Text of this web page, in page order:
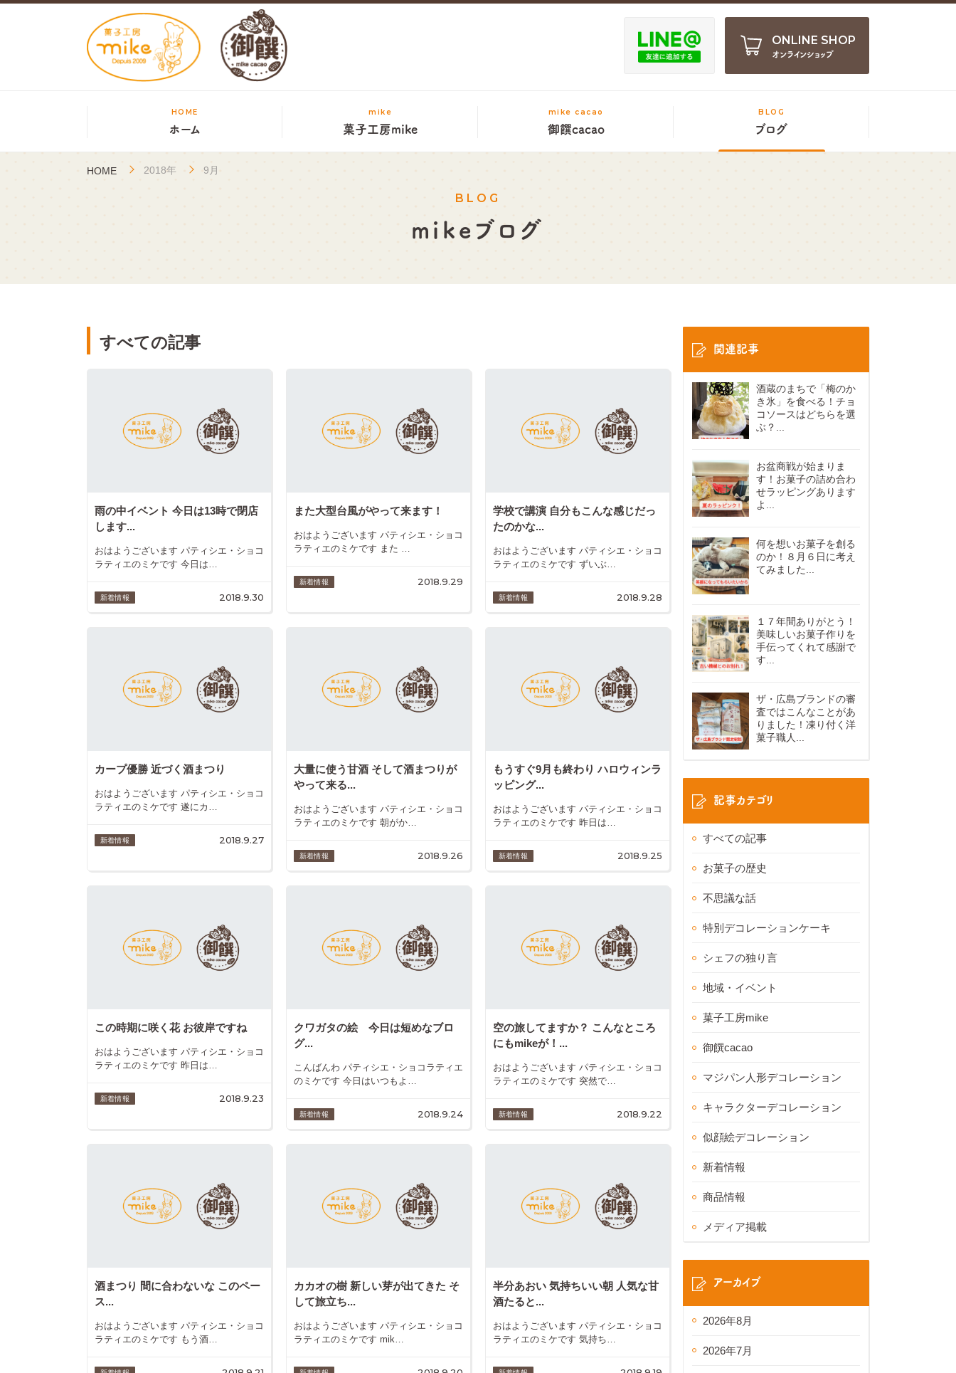
ONLINE SHOP
オンラインショップ
HOME
ホーム
mike
菓子工房mike
mike cacao
御饌cacao
BLOG
ブログ
HOME 2018年 9月
BLOG
mikeブログ
すべての記事
雨の中イベント 今日は13時で閉店
します...
おはようございます パティシエ・ショコ
ラティエのミケです 今日は…
新着情報 2018.9.30
また大型台風がやって来ます！
おはようございます パティシエ・ショコ
ラティエのミケです また …
新着情報 2018.9.29
学校で講演 自分もこんな感じだっ
たのかな...
おはようございます パティシエ・ショコ
ラティエのミケです ずいぶ…
新着情報 2018.9.28
カープ優勝 近づく酒まつり
おはようございます パティシエ・ショコ
ラティエのミケです 遂にカ…
新着情報 2018.9.27
大量に使う甘酒 そして酒まつりが
やって来る...
おはようございます パティシエ・ショコ
ラティエのミケです 朝がか…
新着情報 2018.9.26
もうすぐ9月も終わり ハロウィンラ
ッピング...
おはようございます パティシエ・ショコ
ラティエのミケです 昨日は…
新着情報 2018.9.25
この時期に咲く花 お彼岸ですね
おはようございます パティシエ・ショコ
ラティエのミケです 昨日は…
新着情報 2018.9.23
クワガタの絵 今日は短めなブロ
グ...
こんばんわ パティシエ・ショコラティエ
のミケです 今日はいつもよ…
新着情報 2018.9.24
空の旅してますか？ こんなところ
にもmikeが！...
おはようございます パティシエ・ショコ
ラティエのミケです 突然で…
新着情報 2018.9.22
酒まつり 間に合わないな このペー
ス...
おはようございます パティシエ・ショコ
ラティエのミケです もう酒…
カカオの樹 新しい芽が出てきた そ
して旅立ち...
おはようございます パティシエ・ショコ
ラティエのミケです mik…
半分あおい 気持ちいい朝 人気な甘
酒たると...
おはようございます パティシエ・ショコ
ラティエのミケです 気持ち…
関連記事
酒蔵のまちで「梅のか
き氷」を食べる！チョ
コソースはどちらを選
ぶ？...
お盆商戦が始まりま
す！お菓子の詰め合わ
せラッピングあります
よ...
何を想いお菓子を創る
のか！８月６日に考え
てみました...
１７年間ありがとう！
美味しいお菓子作りを
手伝ってくれて感謝で
す...
ザ・広島ブランドの審
査ではこんなことがあ
りました！凍り付く洋
菓子職人...
記事カテゴリ
すべての記事
お菓子の歴史
不思議な話
特別デコレーションケーキ
シェフの独り言
地域・イベント
菓子工房mike
御饌cacao
マジパン人形デコレーション
キャラクターデコレーション
似顔絵デコレーション
新着情報
商品情報
メディア掲載
アーカイブ
2026年8月
2026年7月